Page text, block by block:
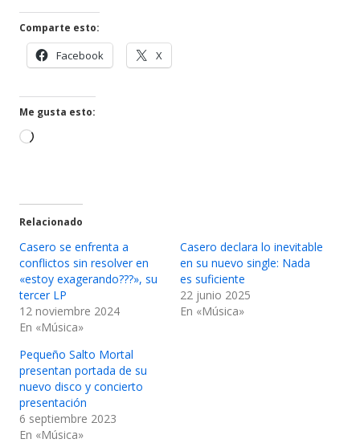
Comparte esto:
Facebook
en
X
en
Me gusta esto:
Cargando...
Relacionado
Casero se enfrenta a
conflictos sin resolver en
«estoy exagerando???», su
tercer LP
12 noviembre 2024
En «Música»
Casero declara lo inevitable
en su nuevo single: Nada
es suficiente
22 junio 2025
En «Música»
Pequeño Salto Mortal
presentan portada de su
nuevo disco y concierto
presentación
6 septiembre 2023
En «Música»